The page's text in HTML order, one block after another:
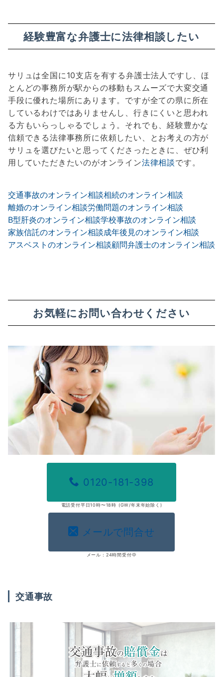
経験豊富な弁護士に法律相談したい
サリュは全国に10支店を有する弁護士法人ですし、ほ
とんどの事務所が駅からの移動もスムーズで大変交通
手段に優れた場所にあります。ですが全ての県に所在
しているわけではありませんし、行きにくいと思われ
る方もいらっしゃるでしょう。それでも、経験豊かな
信頼できる法律事務所に依頼したい、とお考えの方が
サリュを選びたいと思ってくださったときに、ぜひ利
用していただきたいのがオンライン法律相談です。
交通事故のオンライン相談相続のオンライン相談
離婚のオンライン相談労働問題のオンライン相談
B型肝炎のオンライン相談学校事故のオンライン相談
家族信託のオンライン相談成年後見のオンライン相談
アスベストのオンライン相談顧問弁護士のオンライン相談
お気軽にお問い合わせください
0120-181-398
電話受付平日10時〜18時 (GW/年末年始除く)
メールで問合せ
メール：24時間受付中
交通事故